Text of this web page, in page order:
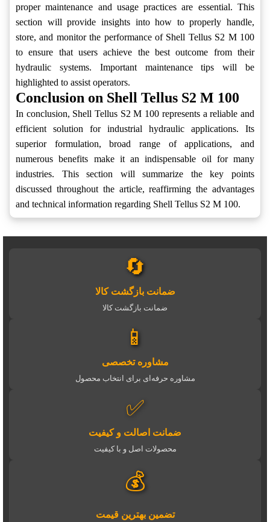
proper maintenance and usage practices are essential. This
section will provide insights into how to properly handle,
store, and monitor the performance of Shell Tellus S2 M 100
to ensure that users achieve the best outcome from their
hydraulic systems. Important maintenance tips will be
highlighted to assist operators.
Conclusion on Shell Tellus S2 M 100
In conclusion, Shell Tellus S2 M 100 represents a reliable and
efficient solution for industrial hydraulic applications. Its
superior formulation, broad range of applications, and
numerous benefits make it an indispensable oil for many
industries. This section will summarize the key points
discussed throughout the article, reaffirming the advantages
and technical information regarding Shell Tellus S2 M 100.
🔄
ضمانت بازگشت کالا
ضمانت بازگشت کالا
📱
مشاوره تخصصی
مشاوره حرفه‌ای برای انتخاب محصول
✅
ضمانت اصالت و کیفیت
محصولات اصل و با کیفیت
💰
تضمین بهترین قیمت